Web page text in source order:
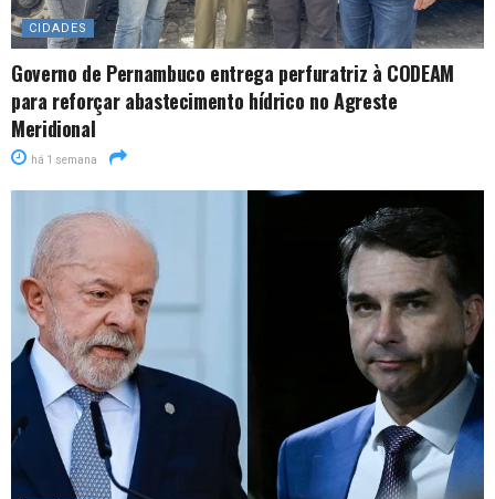
CIDADES
Governo de Pernambuco entrega perfuratriz à CODEAM
para reforçar abastecimento hídrico no Agreste
Meridional
há 1 semana